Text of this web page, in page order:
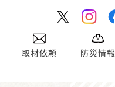
取材依頼 防災情報